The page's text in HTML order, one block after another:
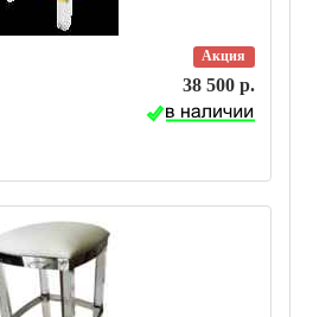
Акция
38 500 р.